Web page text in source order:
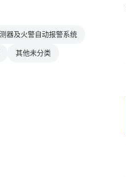
器及火警自动报警系统
其他未分类